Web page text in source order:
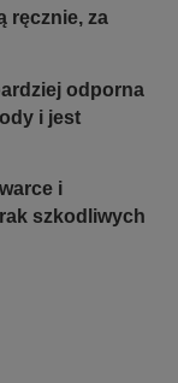
ręcznie, za
odporna
i jest
i
szkodliwych